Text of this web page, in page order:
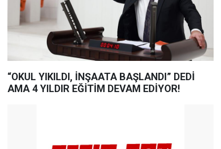
“OKUL YIKILDI, İNŞAATA BAŞLANDI” DEDİ
AMA 4 YILDIR EĞİTİM DEVAM EDİYOR!